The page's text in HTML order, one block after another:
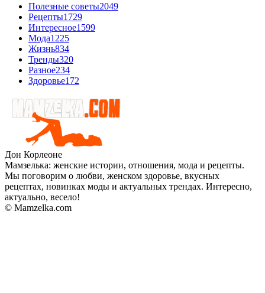
Полезные советы2049
Рецепты1729
Интересное1599
Мода1225
Жизнь834
Тренды320
Разное234
Здоровье172
Дон Корлеоне
Мамзелька: женские истории, отношения, мода и рецепты.
Мы поговорим о любви, женском здоровье, вкусных
рецептах, новинках моды и актуальных трендах. Интересно,
актуально, весело!
© Mamzelka.com